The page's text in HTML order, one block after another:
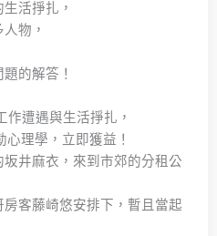
活掙扎，
物，
的解答！
遭遇與生活掙扎，
理學，立即獲益！
井麻衣，來到市郊的分租公
客藤崎悠安排下，暫且當起